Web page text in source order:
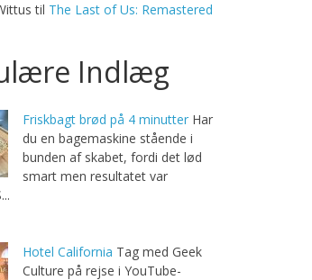
til The Last of Us: Remastered
Indlæg
Friskbagt brød på 4 minutter Har
du en bagemaskine stående i
bunden af skabet, fordi det lød
smart men resultatet var
Hotel California Tag med Geek
Culture på rejse i YouTube-